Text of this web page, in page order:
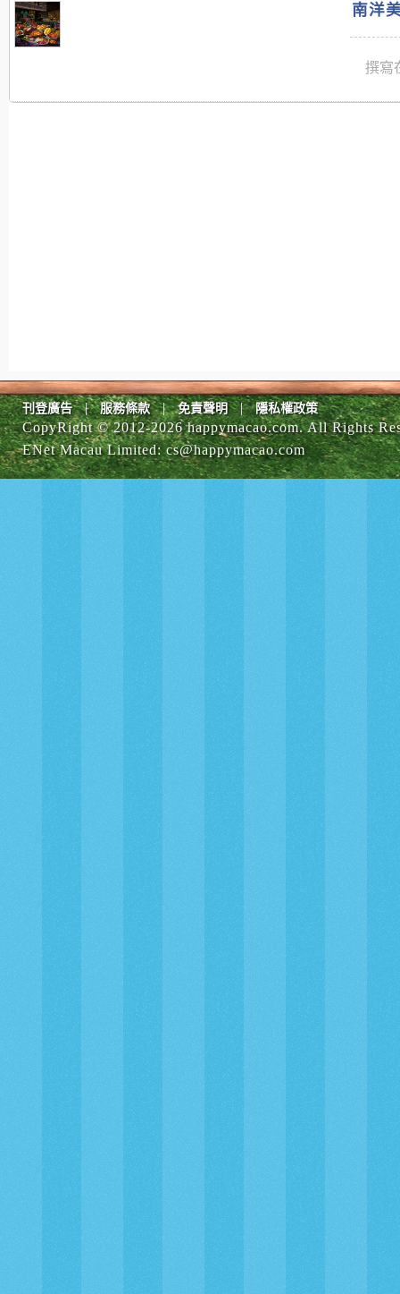
南洋
撰寫
刊登廣告 | 服務條款 | 免責聲明 | 隱私權政策
CopyRight © 2012-2026 happymacao.com. All Rights
ENet Macau Limited:cs@happymacao.com